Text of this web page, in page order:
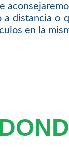
distancia
en la